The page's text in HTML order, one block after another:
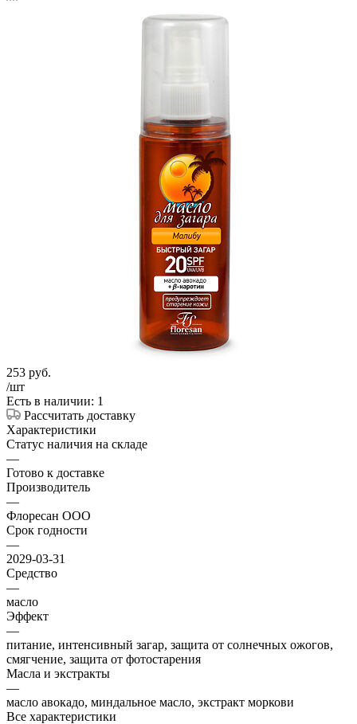
253 руб.
/шт
Есть в наличии: 1
Рассчитать доставку
Характеристики
Статус наличия на складе
—
Готово к доставке
Производитель
—
Флоресан ООО
Срок годности
—
2029-03-31
Средство
—
масло
Эффект
—
питание, интенсивный загар, защита от солнечных ожогов,
смягчение, защита от фотостарения
Масла и экстракты
—
масло авокадо, миндальное масло, экстракт моркови
Все характеристики